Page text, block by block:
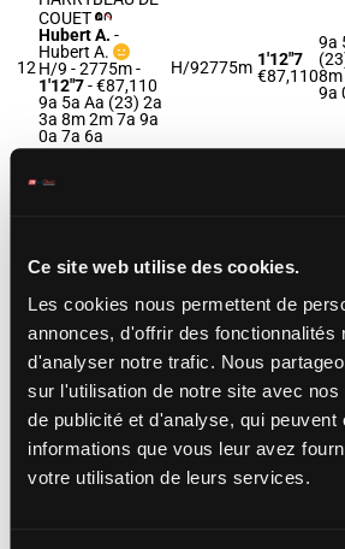
Ce site web utilise des cookies.
Les cookies nous permettent de
annonces, d'offrir des
d'analyser notre trafic. Nous
sur l'utilisation de notre site avec
de publicité et d'analyse, qui
informations que vous leur avez
votre utilisation de leurs services.
12
COUET
Hubert A. -
Hubert A.
H/9 - 2775m-
1'12"7- €87,110
9a 5a Aa (23) 2a
3a 8m 2m 7a 9a
0a 7a 6a
H/92775m 1'12"7
€87,110
9a
8m
9a
13H/9 - 2775m-
4a 4a 0a Da (23)
3a 2a 7a 0a
H/92775m 1'12"7
€87,880
14
HOPPELA
THEPOL
Billon P.
F/9 - 2775m-
1'11"7- €88,465
F/9 2775m €88,465
8a